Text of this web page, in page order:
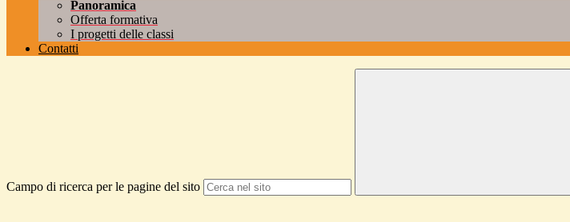
Panoramica
Offerta formativa
I progetti delle classi
Contatti
Campo di ricerca per le pagine del sito